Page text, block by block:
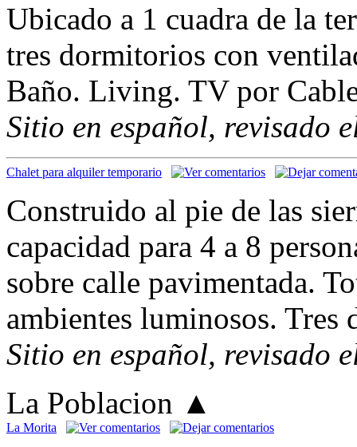
Ubicado a 1 cuadra de la
tres dormitorios con
Baño. Living. TV por
Sitio en español, revisado
Chalet para alquiler temporario
Construido al pie de las
capacidad para 4 a 8
sobre calle pavimentada.
ambientes luminosos. Tres
Sitio en español, revisado
La Poblacion ▲
La Morita